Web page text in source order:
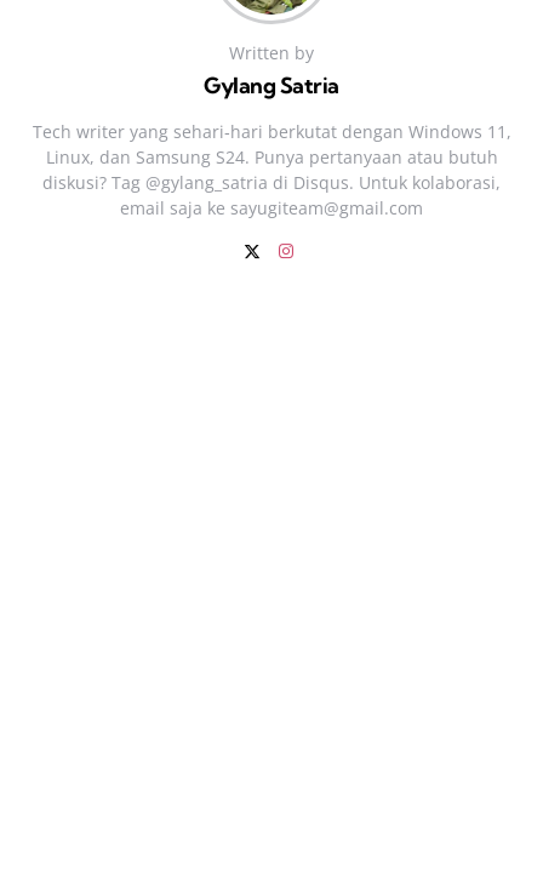
Written by
Gylang Satria
Tech writer yang sehari‑hari berkutat dengan Windows 11,
Linux, dan Samsung S24. Punya pertanyaan atau butuh
diskusi? Tag @gylang_satria di Disqus. Untuk kolaborasi,
email saja ke sayugiteam@gmail.com